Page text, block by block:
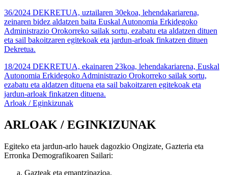
36/2024 DEKRETUA, uztailaren 30ekoa, lehendakariarena,
zeinaren bidez aldatzen baita Euskal Autonomia Erkidegoko
Administrazio Orokorreko sailak sortu, ezabatu eta aldatzen dituen
eta sail bakoitzaren egitekoak eta jardun-arloak finkatzen dituen
Dekretua.
18/2024 DEKRETUA, ekainaren 23koa, lehendakariarena, Euskal
Autonomia Erkidegoko Administrazio Orokorreko sailak sortu,
ezabatu eta aldatzen dituena eta sail bakoitzaren egitekoak eta
jardun-arloak finkatzen dituena.
Arloak / Eginkizunak
ARLOAK / EGINKIZUNAK
Egiteko eta jardun-arlo hauek dagozkio Ongizate, Gazteria eta
Erronka Demografikoaren Sailari:
Gazteak eta emantzipazioa.